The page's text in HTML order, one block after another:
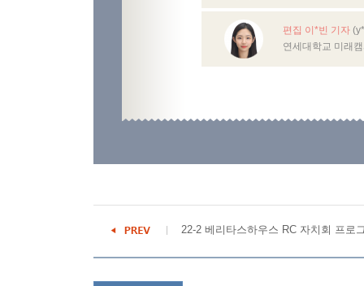
편집 이*빈 기자
연세대학교 미래
22-2 베리타스하우스 RC 자치회 프로